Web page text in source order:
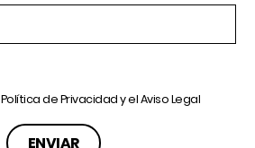
Política de Privacidady elAviso Legal